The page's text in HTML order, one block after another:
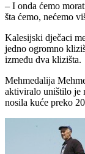
– I onda ćemo
šta ćemo, nećemo
Kalesijski dječaci
jedno ogromno
između dva klizišta.
Mehmedalija
aktiviralo uništilo je
nosila kuće preko